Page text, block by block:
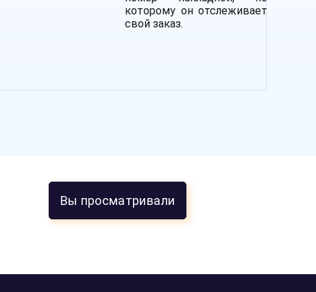
которому он отслеживает
свой заказ.
Вы просматривали